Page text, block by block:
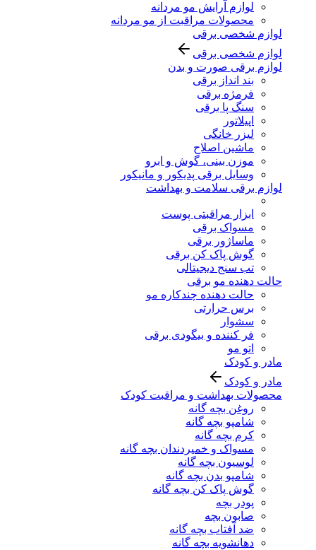
لوازم آرایش مو مردانه
محصولات مراقبت از مو مردانه
لوازم شخصی برقی
لوازم شخصی برقی
لوازم برقی صورت و بدن
بند انداز برقی
فرمژه برقی
سنگ پا برقی
اپیلاتور
لیزر خانگی
ماشین اصلاح
موزن بینی، گوش و ابرو
وسایل برقی پدیکور و مانیکور
لوازم برقی سلامت و بهداشت
ابزار مراقبتی پوست
مسواک برقی
ماساژور برقی
گوش پاک کن برقی
تب سنج دیجیتالی
حالت دهنده مو برقی
حالت دهنده چندکاره مو
برس حرارتی
سشوار
فر کننده و بیگودی برقی
اتو مو
مادر و کودک
مادر و کودک
محصولات بهداشت و مراقبت کودک
روغن بچه گانه
شامپو بچه گانه
کرم بچه گانه
مسواک و خمیردندان بچه گانه
لوسیون بچه گانه
شامپو بدن بچه گانه
گوش پاک کن بچه گانه
پودر بچه
صابون بچه
ضد آفتاب بچه گانه
دهانشویه بچه گانه